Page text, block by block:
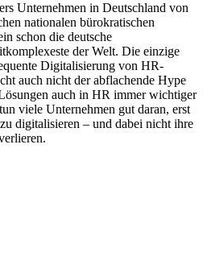
Unternehmen in Deutschland von
nationalen bürokratischen
schon die deutsche
der Welt. Die einzige
Digitalisierung von HR-
auch nicht der abflachende Hype
auch in HR immer wichtiger
viele Unternehmen gut daran, erst
digitalisieren – und dabei nicht ihre